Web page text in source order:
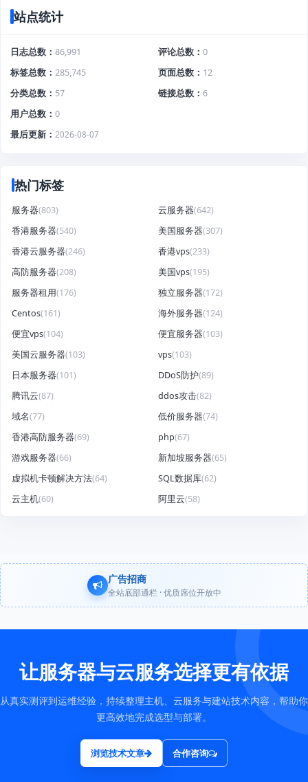
站点统计
日志总数 86,991 评论总数
0
标签总数
285,745 页面总数
12
分类总数
57 链接总数
6
用户总数
0
最后更新
2026-08-07
热门标签
服务器(803) 云服务器(642)
香港服务器(540) 美国服务器(307)
香港云服务器(246) 香港vps(233)
高防服务器(208) 美国vps(195)
服务器租用(176) 独立服务器(172)
Centos(161) 海外服务器(124)
便宜vps(104) 便宜服务器(103)
美国云服务器(103) vps(103)
日本服务器(101) DDoS防护(89)
腾讯云(87) ddos攻击(82)
域名(77) 低价服务器(74)
香港高防服务器(69) php(67)
游戏服务器(66) 新加坡服务器(65)
虚拟机卡顿解决方法(64) SQL数据库(62)
云主机(60) 阿里云(58)
广告招商
全站底部通栏 · 优质席位开放中
让服务器与云服务选择更有依据
从真实测评到运维经验，持续整理主机、云服务与建站技术内容，帮助你
更高效地完成选型与部署。
浏览技术文章 合作咨询